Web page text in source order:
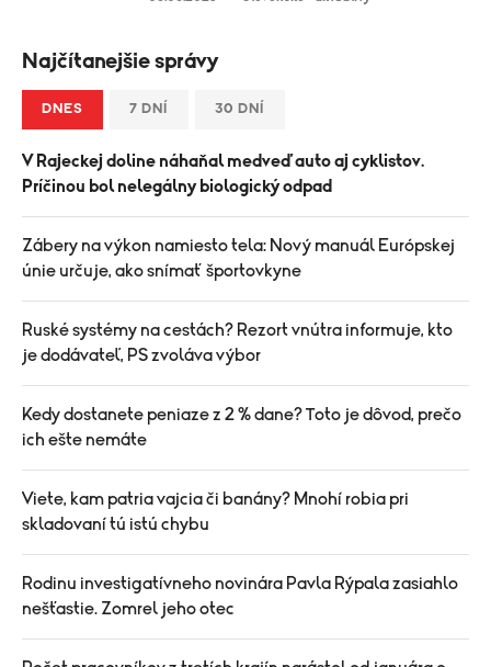
Najčítanejšie správy
DNES 7 DNÍ 30 DNÍ
V Rajeckej doline náhaňal medveď auto aj cyklistov.
Príčinou bol nelegálny biologický odpad
Zábery na výkon namiesto tela: Nový manuál Európskej
únie určuje, ako snímať športovkyne
Ruské systémy na cestách? Rezort vnútra informuje, kto
je dodávateľ, PS zvoláva výbor
Kedy dostanete peniaze z 2 % dane? Toto je dôvod, prečo
ich ešte nemáte
Viete, kam patria vajcia či banány? Mnohí robia pri
skladovaní tú istú chybu
Rodinu investigatívneho novinára Pavla Rýpala zasiahlo
nešťastie. Zomrel jeho otec